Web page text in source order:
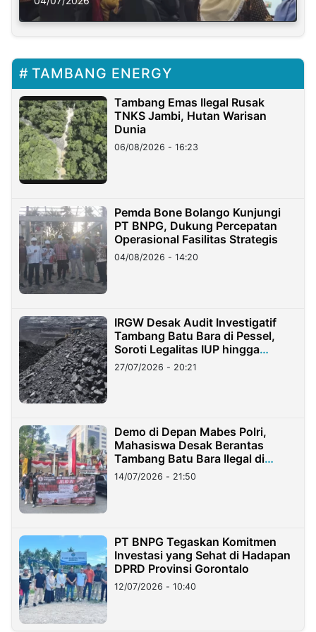
TAMBANG ENERGY
Tambang Emas Ilegal Rusak
TNKS Jambi, Hutan Warisan
Dunia
06/08/2026 - 16:23
Pemda Bone Bolango Kunjungi
PT BNPG, Dukung Percepatan
Operasional Fasilitas Strategis
04/08/2026 - 14:20
IRGW Desak Audit Investigatif
Tambang Batu Bara di Pessel,
Soroti Legalitas IUP hingga
Stockpile
27/07/2026 - 20:21
Demo di Depan Mabes Polri,
Mahasiswa Desak Berantas
Tambang Batu Bara Ilegal di
Lampung
14/07/2026 - 21:50
PT BNPG Tegaskan Komitmen
Investasi yang Sehat di Hadapan
DPRD Provinsi Gorontalo
12/07/2026 - 10:40